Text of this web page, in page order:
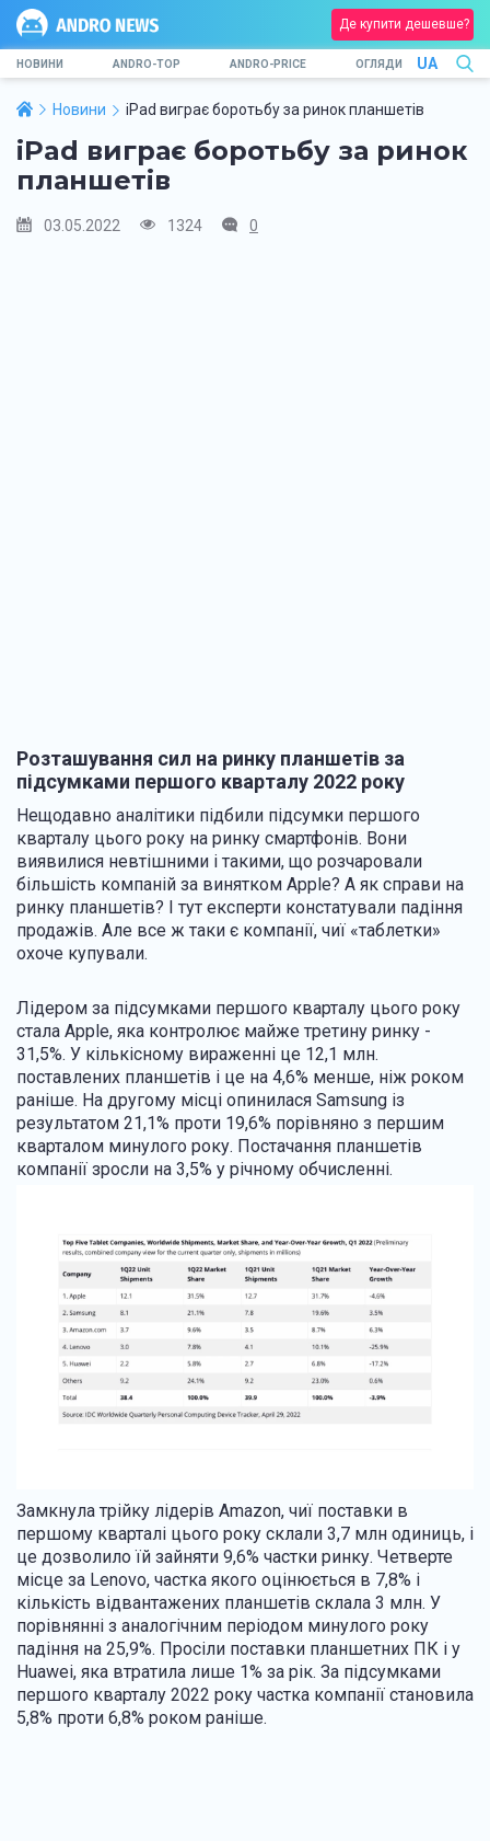
Де купити дешевше?
НОВИНИ ANDRO-TOP ANDRO-PRICE ОГЛЯДИ UA
Новини iPad виграє боротьбу за ринок планшетів
iPad виграє боротьбу за ринок
планшетів
03.05.2022 1324 0
Розташування сил на ринку планшетів за
підсумками першого кварталу 2022 року
Нещодавно аналітики підбили підсумки першого
кварталу цього року на ринку смартфонів. Вони
виявилися невтішними і такими, що розчаровали
більшість компаній за винятком Apple? А як справи на
ринку планшетів? І тут експерти констатували падіння
продажів. Але все ж таки є компанії, чиї «таблетки»
охоче купували.
Лідером за підсумками першого кварталу цього року
стала Apple, яка контролює майже третину ринку -
31,5%. У кількісному вираженні це 12,1 млн.
поставлених планшетів і це на 4,6% менше, ніж роком
раніше. На другому місці опинилася Samsung із
результатом 21,1% проти 19,6% порівняно з першим
кварталом минулого року. Постачання планшетів
компанії зросли на 3,5% у річному обчисленні.
Замкнула трійку лідерів Amazon, чиї поставки в
першому кварталі цього року склали 3,7 млн одиниць, і
це дозволило їй зайняти 9,6% частки ринку. Четверте
місце за Lenovo, частка якого оцінюється в 7,8% і
кількість відвантажених планшетів склала 3 млн. У
порівнянні з аналогічним періодом минулого року
падіння на 25,9%. Просіли поставки планшетних ПК і у
Huawei, яка втратила лише 1% за рік. За підсумками
першого кварталу 2022 року частка компанії становила
5,8% проти 6,8% роком раніше.